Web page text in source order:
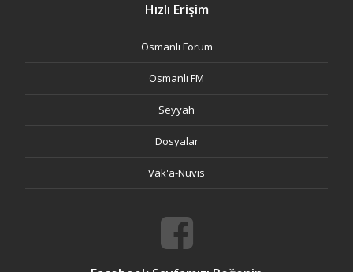
Hızlı Erişim
Osmanlı Forum
Osmanlı FM
Seyyah
Dosyalar
Vak'a-Nüvis